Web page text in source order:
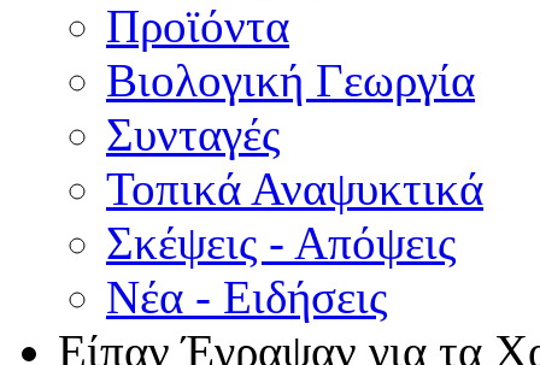
Προϊόντα
Βιολογική Γεωργία
Συνταγές
Τοπικά Αναψυκτικά
Σκέψεις - Απόψεις
Νέα - Ειδήσεις
Είπαν Έγραψαν για τα